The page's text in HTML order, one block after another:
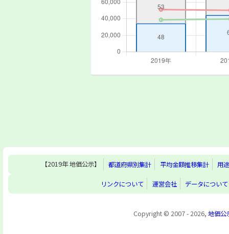
【2019年 地価公示】 都道府県別集計 平均金額推移集計 用
リンクについて 運営会社 データについて
Copyright © 2007 - 2026, 地価公